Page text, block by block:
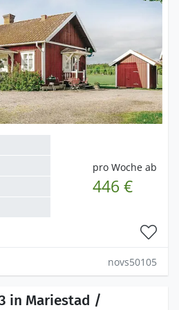
pro Woche ab
446 €
novs50105
in Mariestad /